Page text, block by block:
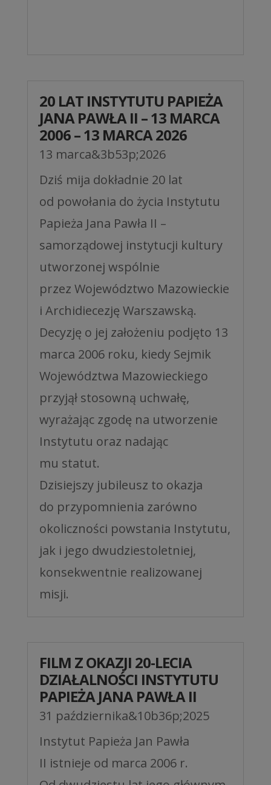
20 LAT INSTYTUTU PAPIEŻA
JANA PAWŁA II – 13 MARCA
2006 – 13 MARCA 2026
13 marca&3b53p;2026
Dziś mija dokładnie 20 lat
od powołania do życia Instytutu
Papieża Jana Pawła II –
samorządowej instytucji kultury
utworzonej wspólnie
przez Województwo Mazowieckie
i Archidiecezję Warszawską.
Decyzję o jej założeniu podjęto 13
marca 2006 roku, kiedy Sejmik
Województwa Mazowieckiego
przyjął stosowną uchwałę,
wyrażając zgodę na utworzenie
Instytutu oraz nadając
mu statut.
Dzisiejszy jubileusz to okazja
do przypomnienia zarówno
okoliczności powstania Instytutu,
jak i jego dwudziestoletniej,
konsekwentnie realizowanej
misji.
FILM Z OKAZJI 20-LECIA
DZIAŁALNOŚCI INSTYTUTU
PAPIEŻA JANA PAWŁA II
31 października&10b36p;2025
Instytut Papieża Jan Pawła
II istnieje od marca 2006 r.